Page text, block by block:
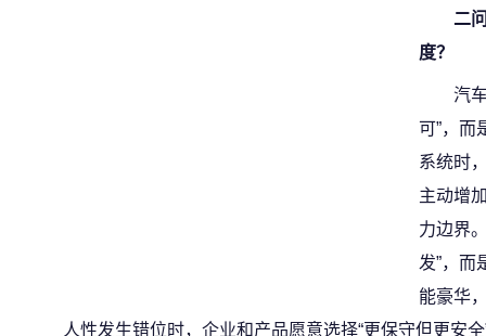
二
度？
汽
可”，而
系统时
主动增
力边界
发”，而
能豪华
人性发生错位时，企业和产品愿意选择“更保守但更安